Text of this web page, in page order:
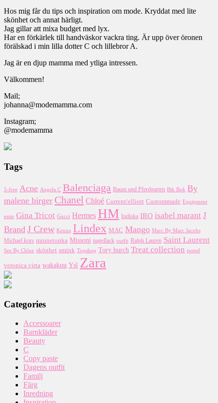
Hos mig får du tips och inspiration om mode. Kryddat med lite
skönhet och annat härligt.
Jag gillar att mixa budget med lyx.
Har en förkärlek till handväskor vackra ting. Är upp över öronen
förälskad i min lilla dotter C och lillebror A.
Jag är en djup mamma med ytliga intressen.
Välkommen!
Mail;
johanna@modemamma.com
Instagram;
@modemamma
Tags
5-free Acne Angela C Balenciaga Baum und Pferdgarten Bik Bok By
malene birger Chanel Chloé Current/elliott Custommade Equipment
essie Gina Tricot Gucci Hermes HM Indiska IRO isabel marant J
Brand J Crew Kenzo Lindex MAC Mango Marc By Marc Jacobs
Michael kors minnetonka Missoni nagellack outfit Ralph Lauren Saint Laurent
See By Chloe skönhet smink Topshop Tory burch Treat collection tweed
veronica virta wakakuu Ysl Zara
Categories
Accessoarer
Barnkläder
Beauty
C
Copy paste
Dagens outfit
Familj
Färg
Inredning